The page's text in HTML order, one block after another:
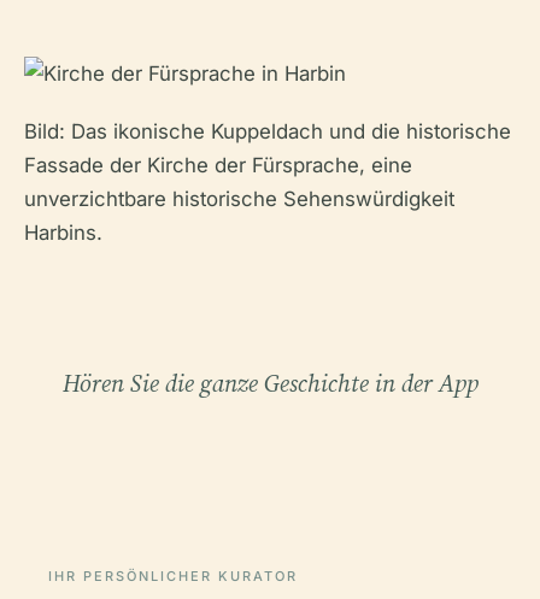
Bild: Das ikonische Kuppeldach und die historische
Fassade der Kirche der Fürsprache, eine
unverzichtbare historische Sehenswürdigkeit
Harbins.
Hören Sie die ganze Geschichte in der App
IHR PERSÖNLICHER KURATOR